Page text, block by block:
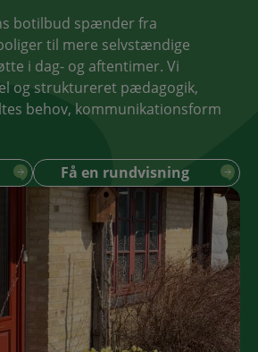
botilbud spænder fra
til mere selvstændige
i dag- og aftentimer. Vi
og struktureret pædagogik,
behov, kommunikationsform
Få en rundvisning